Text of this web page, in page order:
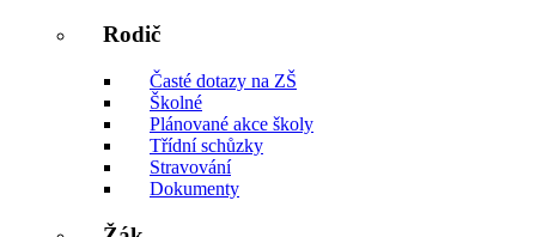
Rodič
Časté dotazy na ZŠ
Školné
Plánované akce školy
Třídní schůzky
Stravování
Dokumenty